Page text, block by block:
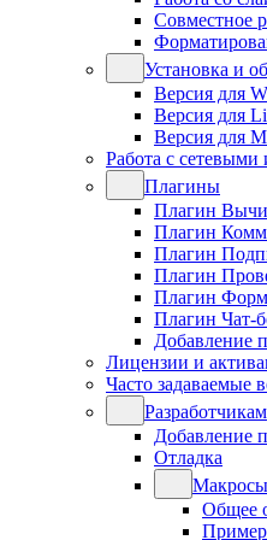
Совместное
Установка и
Версия для
Версия для
Версия для
Работа с
Плагины
Плагин
Плагин
Плагин
Плагин
Плагин
Плагин Чат-
Добавление
Лицензии и
Часто задаваемые
Разработчикам
Добавление
Отладка
Макросы
Общее